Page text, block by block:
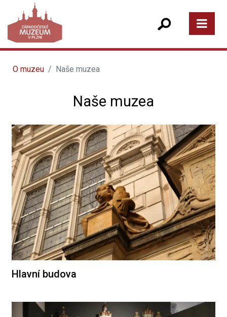
O muzeu Naše muzea
Naše muzea
Hlavní budova